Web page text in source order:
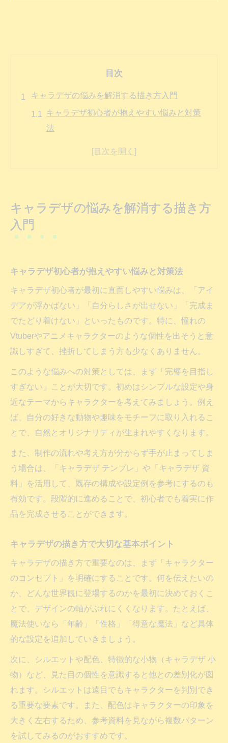
目次
キャラデザの悩みを解消する描き方入門
キャラデザ初心者が抱えやすい悩みと対策
法
アイデア不足を乗り越えるキャラデザ発想術
Vtuber風キャラデザに学ぶオリジナリティ
初心者が実践できるキャラデザの設定方法
キャラデザ設定で押さえるべき基礎要素
キャラデザテンプレを使った設定例の紹介
キャラデザに個性を出す情報整理術
魅力的なキャラデザ設定の作り方のコツ
初心者向けキャラデザ設定の失敗例と対策
漫画やVtuber風キャラデザの作成ポイント
漫画キャラデザの描き方と個性の出し方
Vtuberキャラデザの特徴と押さえたい点
キャラデザ資料をもとにした表現の幅の出
し方
ト
キャラデザにおける小物の重要性を解説
小物を使ってキャラデザに個性を追加する
方法
キャラデザ資料で小物アイデアを探すコツ
設定と連動したキャラデザ小物の選び方
漫画やVtuber風キャラデザに合う小物例
資料やテンプレを活かすキャラデザのコツ
キャラデザ資料を効果的に集める方法
キャラデザテンプレート活用の実践テクニ
キャラデザの悩みを解消する描き方
入門
キャラデザ初心者が抱えやすい悩みと対策法
キャラデザ初心者が最初に直面しやすい悩みは、「アイ
デアが浮かばない」「自分らしさが出せない」「完成ま
でたどり着けない」といったものです。特に、憧れの
Vtuberやアニメキャラクターのような個性を出そうと意
識しすぎて、挫折してしまう方も少なくありません。
このような悩みへの対策としては、まず「完璧を目指し
すぎない」ことが大切です。初めはシンプルな設定や身
近なテーマからキャラクターを考えてみましょう。例え
ば、自分の好きな動物や趣味をモチーフに取り入れるこ
とで、自然とオリジナリティが生まれやすくなります。
また、制作の流れや考え方が分からず手が止まってしま
う場合は、「キャラデザ テンプレ」や「キャラデザ 資
料」を活用して、既存の構成や設定例を参考にするのも
有効です。段階的に進めることで、初心者でも着実に作
品を完成させることができます。
キャラデザの描き方で大切な基本ポイント
キャラデザの描き方で重要なのは、まず「キャラクター
のコンセプト」を明確にすることです。何を伝えたいの
か、どんな世界観に登場するのかを最初に決めておくこ
とで、デザインの軸がぶれにくくなります。たとえば、
魔法使いなら「年齢」「性格」「得意な魔法」など具体
的な設定を追加していきましょう。
次に、シルエットや配色、特徴的な小物（キャラデザ 小
物）など、見た目の個性を意識すると他との差別化が図
れます。シルエットは遠目でもキャラクターを判別でき
る重要な要素です。また、配色はキャラクターの印象を
大きく左右するため、参考資料を見ながら複数パターン
を試してみるのがおすすめです。